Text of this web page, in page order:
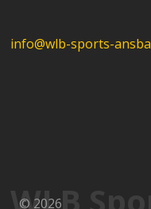
info@wlb-sports-
© 2026